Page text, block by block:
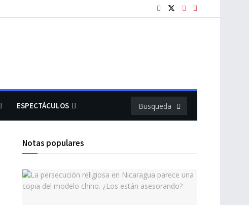
ESPECTÁCULOS
Notas populares